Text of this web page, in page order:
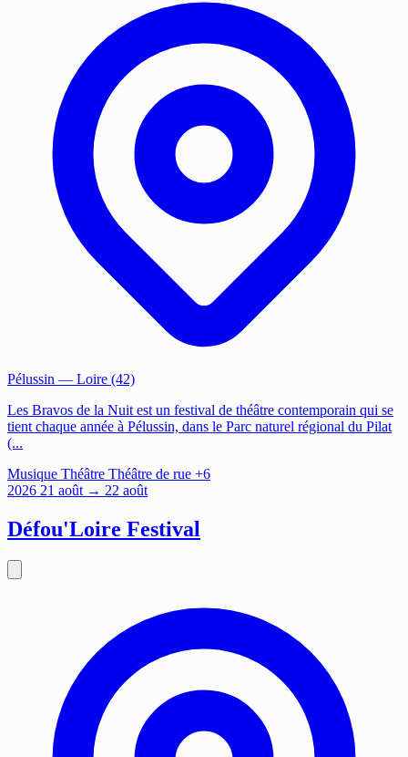
Pélussin — Loire (42)
Les Bravos de la Nuit est un festival de théâtre contemporain qui se
tient chaque année à Pélussin, dans le Parc naturel régional du Pilat
(...
Musique Théâtre Théâtre de rue +6
2026 21 août → 22 août
Défou'Loire Festival